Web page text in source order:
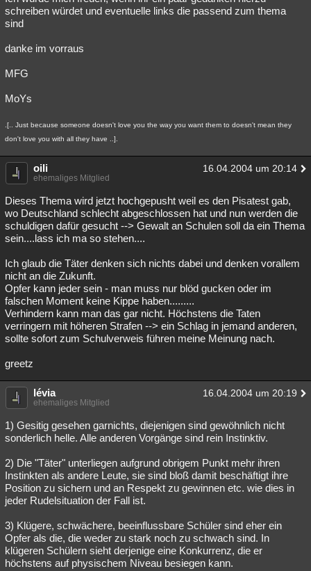
schreiben würdet und eventuelle links die passend zum thema
sind
danke im vorraus
MFG
MoYs
.[.. Just because someone doesn't love you the way you want them to doesn't mean they
don't love you with all they have ..].
oili 16.04.2004 um 20:14
ehemaliges Mitglied
Dieses Thema wird jetzt hochgepusht weil es den Pisatest gab,
wo Deutschland schlecht abgeschlossen hat und nun werden die
schuldigen dafür gesucht --> Gewalt an Schulen soll da ein Thema
sein....lass ich ma so stehen....
Ich glaub die Täter denken sich nichts dabei und denken vorallem
nicht an die Zukunft.
Opfer kann jeder sein - man muss nur blöd gucken oder im
falschen Moment keine Kippe haben.........
Verhindern kann man das gar nicht. Höchstens die Taten
verringern mit höheren Strafen --> ein Schlag in jemand anderen,
sollte sofort zum Schulverweis führen meine Meinung nach.
greetz
lévia 16.04.2004 um 20:19
ehemaliges Mitglied
1) Gesitig gesehen garnichts, diejenigen sind gewöhnlich nicht
sonderlich helle. Alle anderen Vorgänge sind rein Instinktiv.
2) Die "Täter" unterliegen aufgrund obrigem Punkt mehr ihren
Instinkten als andere Leute, sie sind bloß damit beschäftigt ihre
Position zu sichern und an Respekt zu gewinnen etc. wie dies in
jeder Rudelsituation der Fall ist.
3) Klügere, schwächere, beeinflussbare Schüler sind eher ein
Opfer als die, die weder zu stark noch zu schwach sind. In
klügeren Schülern sieht derjenige eine Konkurrenz, die er
höchstens auf physischem Niveau besiegen kann.